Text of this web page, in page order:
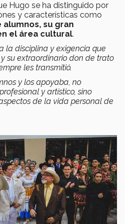
Hugo se ha distinguido por
y características como
su gran
el área cultural.
la disciplina y exigencia que
su extraordinario don de trato
les transmitió.
y los apoyaba, no
y artístico, sino
de la vida personal de